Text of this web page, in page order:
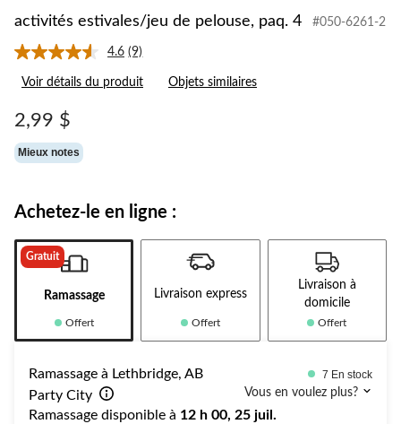
activités estivales/jeu de pelouse, paq. 4
#050-6261-2
4.6 Lire
les
9
(9)
Voir détails du produit Objets similaires
2,99 $
Mieux notes
Achetez-le en ligne :
Gratuit
Ramassage
Offert
Livraison express
Offert
Livraison à
domicile
Offert
Ramassage à Lethbridge, AB
Party City
7 En stock
Vous en voulez plus?
Ramassage disponible à 12 h 00, 25 juil.